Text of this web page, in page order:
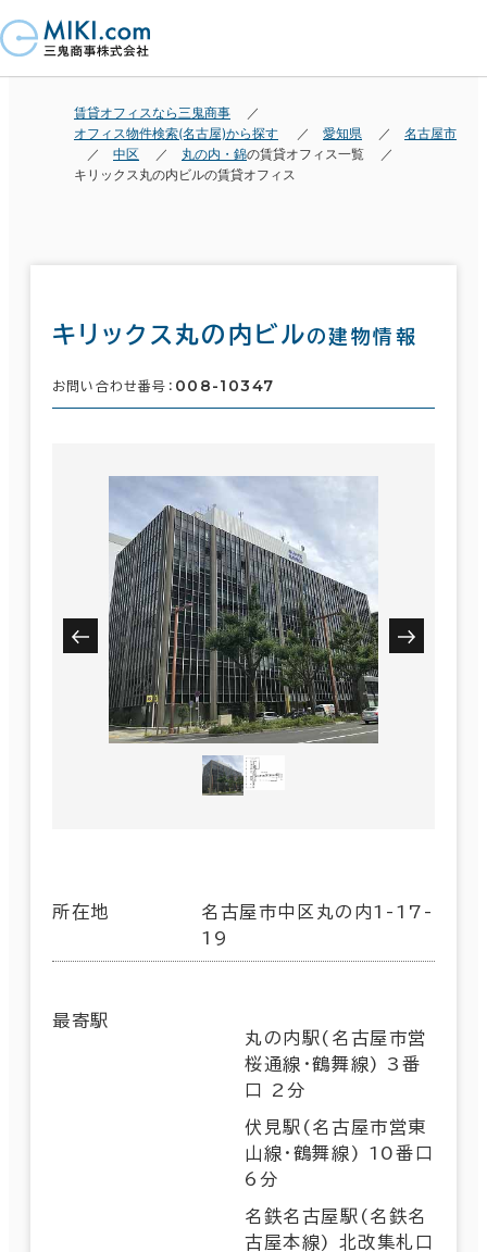
賃貸オフィスなら三鬼商事
オフィス物件検索(名古屋)から探す
愛知県
名古屋市
中区
丸の内・錦の賃貸オフィス一覧
キリックス丸の内ビルの賃貸オフィス
キリックス丸の内ビルの建物情報
お問い合わせ番号： 008-10347
所在地
名古屋市中区丸の内1-17-
19
最寄駅
丸の内駅(名古屋市営
桜通線･鶴舞線) 3番
口 2分
伏見駅(名古屋市営東
山線･鶴舞線) 10番口
6分
名鉄名古屋駅(名鉄名
古屋本線) 北改集札口